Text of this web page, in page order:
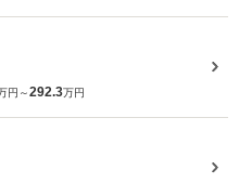
円～292.3万円